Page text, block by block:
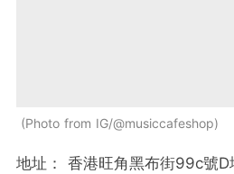
Photo from IG/@musiccafeshop
地址： 香港旺角黑布街99c號D